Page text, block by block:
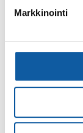
Markkinointi
Kuntakortti
Paimion
SunPaimio -